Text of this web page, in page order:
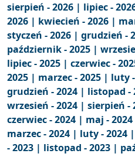
sierpień - 2026 | lipiec -
2026 | kwiecień - 2026 |
styczeń - 2026 | grudzień -
październik - 2025 |
lipiec - 2025 | czerwiec -
2025 | marzec - 2025 | luty
grudzień - 2024 | listopad -
wrzesień - 2024 | sierpień -
czerwiec - 2024 | maj -
marzec - 2024 | luty - 2024 |
- 2023 | listopad - 2023 |